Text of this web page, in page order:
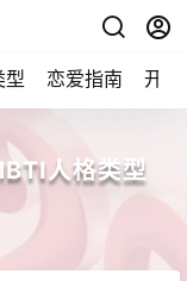
型 恋爱指南 开始
人格类型